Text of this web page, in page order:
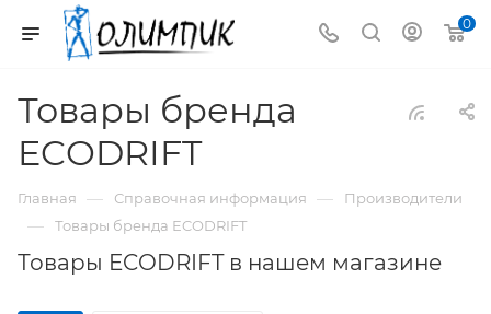
0
Товары бренда
ECODRIFT
Главная — Справочная информация — Производители
— Товары бренда ECODRIFT
Товары ECODRIFT в нашем магазине